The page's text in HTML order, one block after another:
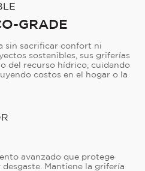
GRADE
sin sacrificar confort ni
sostenibles, sus griferías
del recurso hídrico, cuidando
costos en el hogar o la
avanzado que protege
Mantiene la grifería